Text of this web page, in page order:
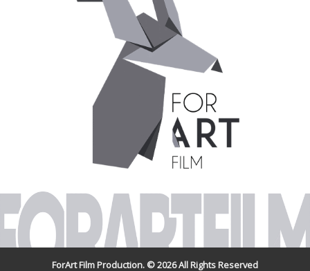
ForArt Film Production. © 2026 All Rights Reserved